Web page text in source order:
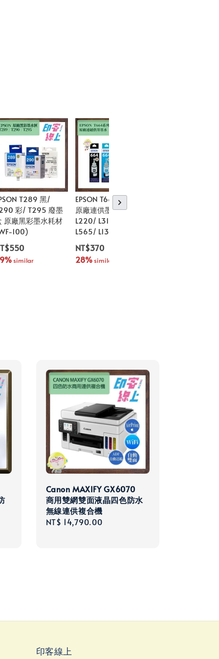
T289 黑/
彩/ T295 廢墨
原廠黑彩墨水耗材
100)
similar
EPSON T664/ T774
原廠連供墨水 (L120/
L220/ L310/ L455/
L565/ L1300/ L1455)
NT$370
28% similar
Canon MAXIFY GX6070
商用雙網雙面液晶四色防水
無線連供複合機
Regular
NT$ 14,790.00
印客線上